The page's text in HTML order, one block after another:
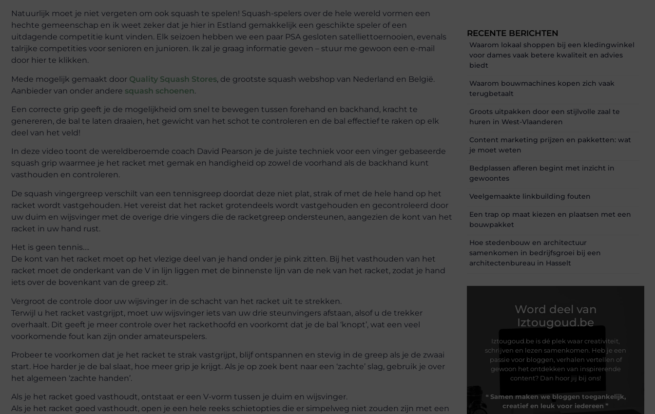
Natuurlijk moet je niet vergeten om ook squash te spelen! Squash-spelers over de hele wereld vormen een
hechte gemeenschap en ik weet zeker dat je hier in Estland gemakkelijk een geschikte speler of een
uitdagende competitie kunt vinden. Elk seizoen hebben we een paar PSA gesloten satelliettoernooien, evenals
talrijke competities voor senioren en junioren. Ik zal je graag informatie geven – stuur me gewoon een e-mail
door hier te klikken.
Mede mogelijk gemaakt door Quality Squash Stores, de grootste squash webshop van Nederland en België.
Aanbieder van onder andere squash schoenen.
Een correcte grip geeft je de mogelijkheid om snel te bewegen tussen forehand en backhand, kracht te
genereren, de bal te laten draaien, het gewicht van het schot te controleren en de bal effectief te raken op elk
deel van het veld!
In deze video toont de wereldberoemde coach David Pearson je de juiste techniek voor een vinger gebaseerde
squash grip waarmee je het racket met gemak en handigheid op zowel de voorhand als de backhand kunt
vasthouden en controleren.
De squash vingergreep verschilt van een tennisgreep doordat deze niet plat, strak of met de hele hand op het
racket wordt vastgehouden. Het vereist dat het racket grotendeels wordt vastgehouden en gecontroleerd door
uw duim en wijsvinger met de overige drie vingers die de racketgreep ondersteunen, aangezien de kont van het
racket in uw hand rust.
Het is geen tennis….
De kont van het racket moet op het vlezige deel van je hand onder je pink zitten. Bij het vasthouden van het
racket moet de onderkant van de V in lijn liggen met de binnenste lijn van de nek van het racket, zodat je hand
iets over de bovenkant van de greep zit.
Vergroot de controle door uw wijsvinger in de schacht van het racket uit te strekken.
Terwijl u het racket vastgrijpt, moet uw wijsvinger iets van uw drie steunvingers afstaan, alsof u de trekker
overhaalt. Dit geeft je meer controle over het rackethoofd en voorkomt dat je de bal ‘knopt’, wat een veel
voorkomende fout kan zijn onder amateurspelers.
Probeer te voorkomen dat je het racket te strak vastgrijpt, blijf ontspannen en stevig in de greep als je de zwaai
start. Hoe harder je de bal slaat, hoe meer grip je krijgt. Als je op zoek bent naar een ‘zachte’ slag, gebruik je over
het algemeen ‘zachte handen’.
Als je het racket goed vasthoudt, ontstaat er een V-vorm tussen je duim en wijsvinger.
Als je het racket goed vasthoudt, open je een hele reeks schietopties die er simpelweg niet zouden zijn met een
RECENTE BERICHTEN
Waarom lokaal shoppen bij een kledingwinkel
voor dames vaak betere kwaliteit en advies
biedt
Waarom bouwmachines kopen zich vaak
terugbetaalt
Groots uitpakken door een stijlvolle zaal te
huren in West-Vlaanderen
Content marketing prijzen en pakketten: wat
je moet weten
Bedplassen afleren begint met inzicht in
gewoontes
Veelgemaakte linkbuilding fouten
Een trap op maat kiezen en plaatsen met een
bouwpakket
Hoe stedenbouw en architectuur
samenkomen in bedrijfsgroei bij een
architectenbureau in Hasselt
Word deel van
Iztougoud.be
Iztougoud.be is dé plek waar creativiteit,
schrijven en lezen samenkomen. Heb je een
passie voor bloggen, verhalen vertellen of
gewoon het ontdekken van inspirerende
content? Dan hoor jij bij ons!
❝ Samen maken we bloggen toegankelijk,
creatief en leuk voor iedereen ❞